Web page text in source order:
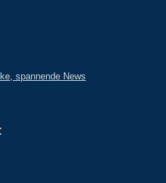
spannende News